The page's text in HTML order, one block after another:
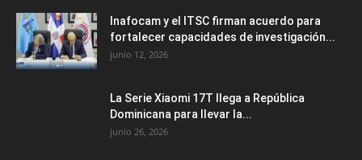
Inafocam y el ITSC firman acuerdo para
fortalecer capacidades de investigación...
junio 12, 2026
La Serie Xiaomi 17T llega a República
Dominicana para llevar la...
junio 26, 2026